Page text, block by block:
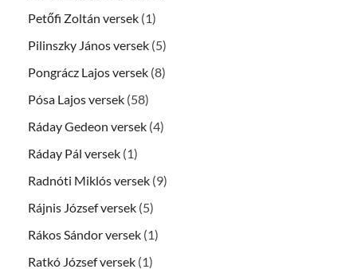
Petőfi Zoltán versek (1)
Pilinszky János versek (5)
Pongrácz Lajos versek (8)
Pósa Lajos versek (58)
Ráday Gedeon versek (4)
Ráday Pál versek (1)
Radnóti Miklós versek (9)
Rájnis József versek (5)
Rákos Sándor versek (1)
Ratkó József versek (1)